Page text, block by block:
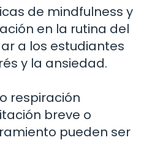
de mindfulness y
en la rutina del
a los estudiantes
y la ansiedad.
respiración
breve o
pueden ser